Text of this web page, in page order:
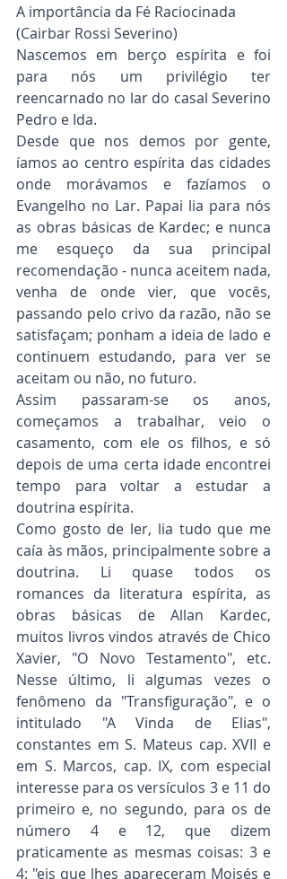
A importância da Fé Raciocinada
(Cairbar Rossi Severino)
Nascemos em berço espírita e foi
para nós um privilégio ter
reencarnado no lar do casal Severino
Pedro e Ida.
Desde que nos demos por gente,
íamos ao centro espírita das cidades
onde morávamos e fazíamos o
Evangelho no Lar. Papai lia para nós
as obras básicas de Kardec; e nunca
me esqueço da sua principal
recomendação - nunca aceitem nada,
venha de onde vier, que vocês,
passando pelo crivo da razão, não se
satisfaçam; ponham a ideia de lado e
continuem estudando, para ver se
aceitam ou não, no futuro.
Assim passaram-se os anos,
começamos a trabalhar, veio o
casamento, com ele os filhos, e só
depois de uma certa idade encontrei
tempo para voltar a estudar a
doutrina espírita.
Como gosto de ler, lia tudo que me
caía às mãos, principalmente sobre a
doutrina. Li quase todos os
romances da literatura espírita, as
obras básicas de Allan Kardec,
muitos livros vindos através de Chico
Xavier, "O Novo Testamento", etc.
Nesse último, li algumas vezes o
fenômeno da "Transfiguração", e o
intitulado "A Vinda de Elias",
constantes em S. Mateus cap. XVII e
em S. Marcos, cap. IX, com especial
interesse para os versículos 3 e 11 do
primeiro e, no segundo, para os de
número 4 e 12, que dizem
praticamente as mesmas coisas: 3 e
4: "eis que lhes apareceram Moisés e